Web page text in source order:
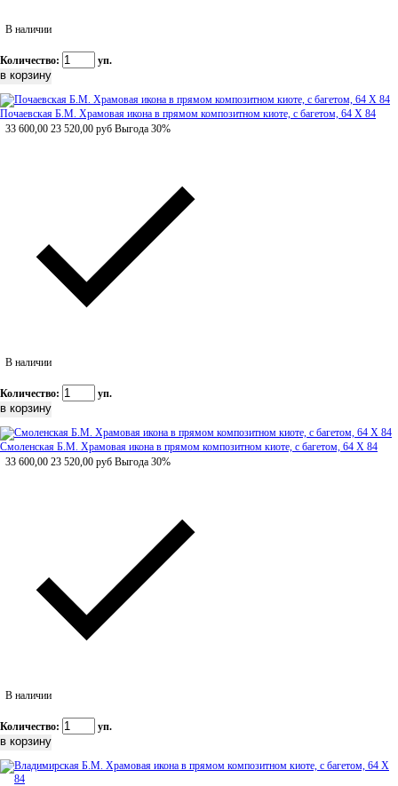
В наличии
Количество: уп.
Почаевская Б.М. Храмовая икона в прямом композитном киоте, с багетом, 64 Х 84
33 600,00 23 520,00 руб Выгода 30%
В наличии
Количество: уп.
Смоленская Б.М. Храмовая икона в прямом композитном киоте, с багетом, 64 Х 84
33 600,00 23 520,00 руб Выгода 30%
В наличии
Количество: уп.